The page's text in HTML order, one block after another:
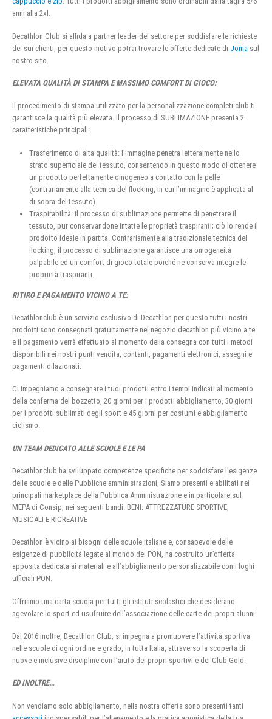
anni alla 2xl.
Decathlon Club si affida a partner leader del settore per soddisfare le richieste
dei sui clienti, per questo motivo potrai trovare le offerte dedicate di Joma sul
nostro sito.
ELEVATA QUALITÀ DI STAMPA E MASSIMO COMFORT DI GIOCO:
Il procedimento di stampa utilizzato per la personalizzazione completi club ti
garantisce la qualità più elevata. Il processo di SUBLIMAZIONE presenta 2
caratteristiche principali:
Trasferimento di alta qualità: l’immagine penetra letteralmente nello
strato superficiale del tessuto, consentendo in questo modo di ottenere
un prodotto perfettamente omogeneo a contatto con la pelle
(contrariamente alla tecnica del flocking, in cui l’immagine è applicata al
di sopra del tessuto).
Traspirabilità: il processo di sublimazione permette di penetrare il
tessuto, pur conservandone intatte le proprietà traspiranti; ciò lo rende il
prodotto ideale in partita. Contrariamente alla tradizionale tecnica del
flocking, il processo di sublimazione garantisce una omogeneità
palpabile ed un comfort di gioco totale poiché ne conserva integre le
proprietà traspiranti.
RITIRO E PAGAMENTO VICINO A TE:
Decathlonclub è un servizio esclusivo di Decathlon per questo tutti i nostri
prodotti sono consegnati gratuitamente nel negozio decathlon più vicino a te
e il pagamento verrà effettuato al momento della consegna con tutti i metodi
disponibili nei nostri punti vendita, contanti, pagamenti elettronici, assegni e
pagamenti dilazionati.
Ci impegniamo a consegnare i tuoi prodotti entro i tempi indicati al momento
della conferma del bozzetto, 20 giorni per i prodotti abbigliamento, 30 giorni
per i prodotti sublimati degli sport e 45 giorni per costumi e abbigliamento
ciclismo.
UN TEAM DEDICATO ALLE SCUOLE E LE PA
Decathlonclub ha sviluppato competenze specifiche per soddisfare l’esigenze
delle scuole e delle Pubbliche amministrazioni, Siamo presenti e abilitati nei
principali marketplace della Pubblica Amministrazione e in particolare sul
MEPA di Consip, nei seguenti bandi: BENI: ATTREZZATURE SPORTIVE,
MUSICALI E RICREATIVE
Decathlon è vicino ai bisogni delle scuole italiane e, consapevole delle
esigenze di pubblicità legate al mondo del PON, ha costruito un’offerta
apposita dedicata ai materiali e all’abbigliamento personalizzabile con i loghi
ufficiali PON.
Offriamo una carta scuola per tutti gli istituti scolastici che desiderano
agevolare lo sport ed usufruire dell’associazione delle carte dei propri alunni.
Dal 2016 inoltre, Decathlon Club, si impegna a promuovere l’attività sportiva
nelle scuole di ogni ordine e grado, in tutta Italia, attraverso la scoperta di
nuove e inclusive discipline con l’aiuto dei propri sportivi e dei Club Gold.
ED INOLTRE…
Non vendiamo solo abbigliamento, nella nostra offerta sono presenti tanti